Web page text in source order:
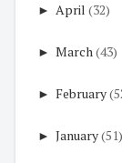
► April (32)
► March(43)
► February
► January(51)